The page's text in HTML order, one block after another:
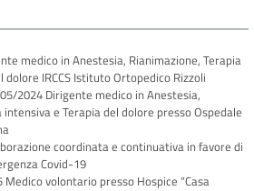
medico in Anestesia, Rianimazione, Terapia
dolore IRCCS Istituto Ortopedico Rizzoli
2024 Dirigente medico in Anestesia,
intensiva e Terapia del dolore presso Ospedale
coordinata e continuativa in favore di
Covid-19
volontario presso Hospice “Casa